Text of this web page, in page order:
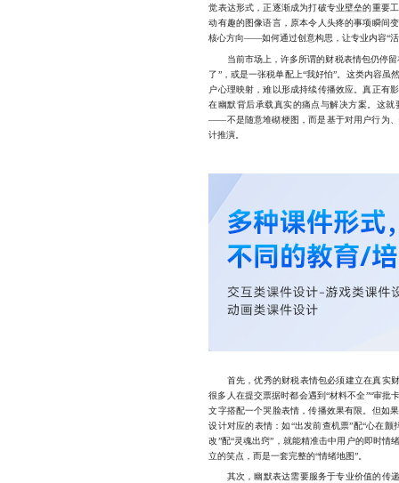
觉表达形式，正逐渐成为打破专业壁垒的重要
动有趣的图像语言，原本令人头疼的事项瞬间
核心方向——如何通过创意构思，让专业内容“
当前市场上，许多所谓的财税表情包仍停留
了”，或是一张税单配上“我好怕”。这类内容
户心理映射，难以形成持续传播效应。真正有
在幽默背后承载真实的痛点与解决方案。这
——不是随意堆砌梗图，而是基于对用户行为
计推演。
首先，优秀的财税表情包必须建立在真实财
很多人在提交票据时都会遇到“材料不全”“审批
文字搭配一个哭脸表情，传播效果有限。但如
设计对应的表情：如“出发前查机票”配“心在颤
改”配“灵魂出窍”，就能精准击中用户的即时情
立的笑点，而是一套完整的“情绪地图”。
其次，幽默表达需要服务于专业价值的传递